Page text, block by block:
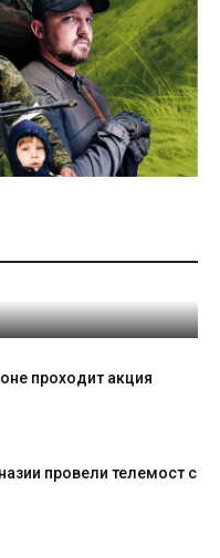
сегодня
проходит акция
провели телемост с